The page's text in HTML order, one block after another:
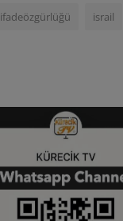
ifadeözgürlüğü israil